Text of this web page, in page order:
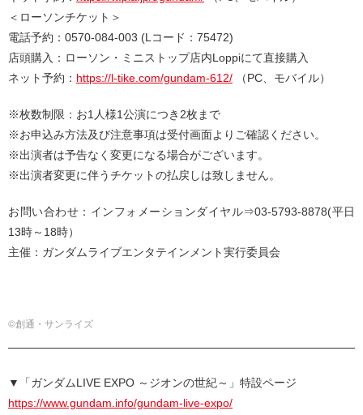
＜ローソンチケット＞
電話予約：0570-084-003 (Lコード：75472)
店頭購入：ローソン・ミニストップ店内Loppiにて直接購入
ネット予約： https://l-tike.com/gundam-612/ （PC、モバイル）
※枚数制限：お1人様1公演につき2枚まで
※お申込み方法及び注意事項は受付画面よりご確認ください。
※出演者は予告なく変更になる場合がございます。
※出演者変更に伴うチケットの払戻しは致しません。
お問い合わせ：インフォメーションダイヤル⇒03-5793-8878(平日
13時～18時）
主催：ガンダムライブエンタテインメント実行委員会
©創通・サンライズ
▼「ガンダムLIVE EXPO ～ジオンの世紀～」特設ページ
https://www.gundam.info/gundam-live-expo/